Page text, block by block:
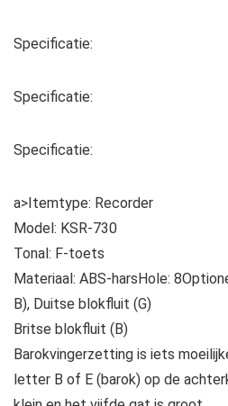
Specificatie:
Specificatie:
Specificatie:
a>Itemtype: Recorder
Model: KSR-730
Tonal: F-toets
Materiaal: ABS-harsHole:
B), Duitse blokfluit (G)
Britse blokfluit (B)
Barokvingerzetting is iets
letter B of E (barok) op de